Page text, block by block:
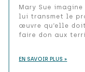
Mary Sue
lui transmet le
œuvre qu’elle
faire don aux
EN SAVOIR PLUS »